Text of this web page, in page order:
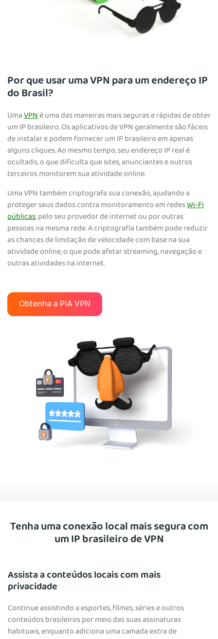
Por que usar uma VPN para um endereço IP
do Brasil?
UmaVPNé uma das maneiras mais seguras e rápidas de obter
um IP brasileiro. Os aplicativos de VPN geralmente são fáceis
de instalar e podem fornecer um IP brasileiro em apenas
alguns cliques. Ao mesmo tempo, seu endereço IP real é
ocultado, o que dificulta que sites, anunciantes e outros
terceiros monitorem sua atividade online.
Uma VPN também criptografa sua conexão, ajudando a
proteger seus dados contra monitoramento em redesWi-Fi
públicas, pelo seu provedor de internet ou por outras
pessoas na mesma rede. A criptografia também pode reduzir
as chances de limitação de velocidade com base na sua
atividade online, o que pode afetar streaming, navegação e
outras atividades na internet.
Obtenha a PIA VPN
Tenha uma conexão local mais segura com
um IP brasileiro de VPN
Assista a conteúdos locais com mais
privacidade
Continue assistindo a esportes, filmes, séries e outros
conteúdos brasileiros por meio das suas assinaturas
habituais, enquanto adiciona uma camada extra de